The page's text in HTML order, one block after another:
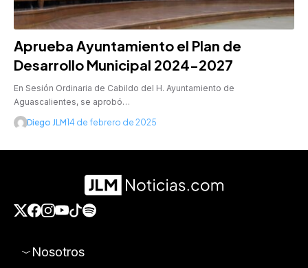
Aprueba Ayuntamiento el Plan de
Desarrollo Municipal 2024-2027
En Sesión Ordinaria de Cabildo del H. Ayuntamiento de
Aguascalientes, se aprobó…
Diego JLM14 de febrero de 2025
Nosotros